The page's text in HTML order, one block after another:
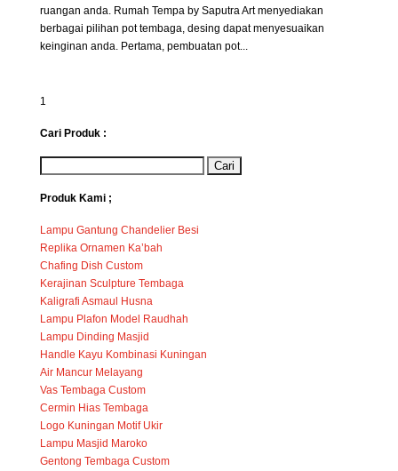
ruangan anda. Rumah Tempa by Saputra Art menyediakan
berbagai pilihan pot tembaga, desing dapat menyesuaikan
keinginan anda. Pertama, pembuatan pot...
1
Cari Produk :
Produk Kami ;
Lampu Gantung Chandelier Besi
Replika Ornamen Ka’bah
Chafing Dish Custom
Kerajinan Sculpture Tembaga
Kaligrafi Asmaul Husna
Lampu Plafon Model Raudhah
Lampu Dinding Masjid
Handle Kayu Kombinasi Kuningan
Air Mancur Melayang
Vas Tembaga Custom
Cermin Hias Tembaga
Logo Kuningan Motif Ukir
Lampu Masjid Maroko
Gentong Tembaga Custom